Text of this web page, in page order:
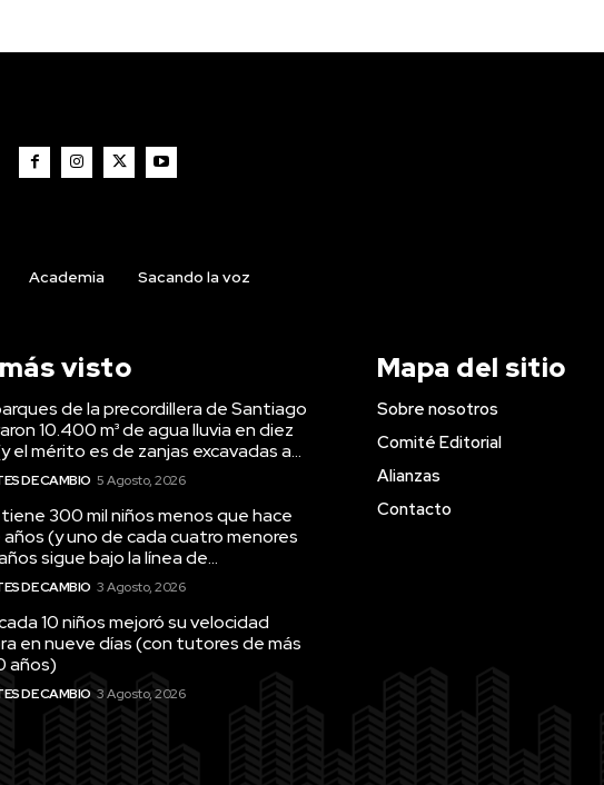
Academia Sacando la voz
visto
de la precordillera de Santiago
10.400 m³ de agua lluvia en diez
el mérito es de zanjas excavadas a...
DE CAMBIO 5 Agosto, 2026
300 mil niños menos que hace
(y uno de cada cuatro menores
sigue bajo la línea de...
DE CAMBIO 3 Agosto, 2026
10 niños mejoró su velocidad
en nueve días (con tutores de más
años)
DE CAMBIO 3 Agosto, 2026
Mapa del sitio
Sobre nosotros
Comité Editorial
Alianzas
Contacto